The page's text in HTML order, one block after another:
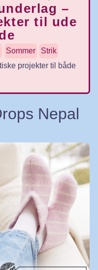
–
til ude
Sommer
Strik
projekter til både
Nepal